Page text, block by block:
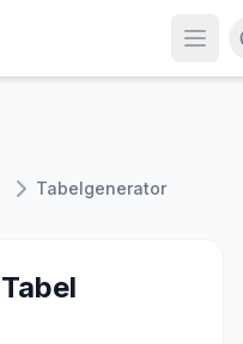
Tabelgenerator
Tabel